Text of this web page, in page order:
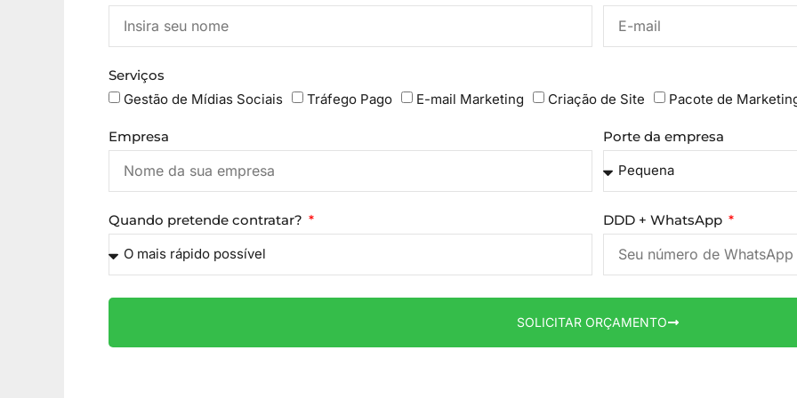
Serviços
Gestão de Mídias Sociais
Tráfego Pago E-mail Marketing Criação de Site Pacote de
Empresa Porte da empresa
Quando pretende contratar? DDD + WhatsApp
SOLICITAR ORÇAMENTO